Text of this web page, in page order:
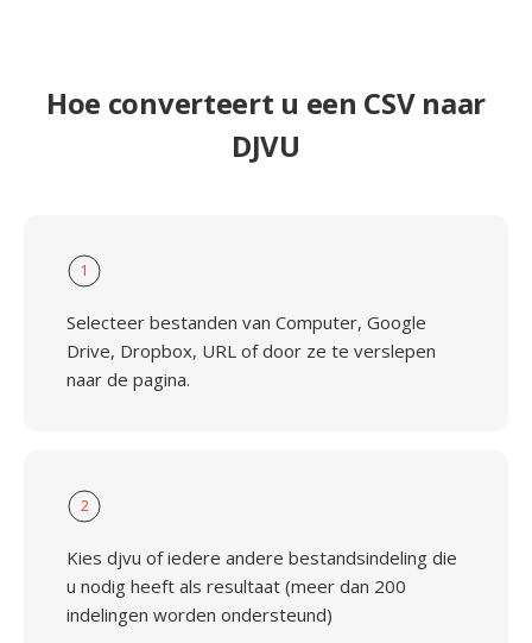
Hoe converteert u een CSV naar
DJVU
1
Selecteer bestanden van Computer, Google
Drive, Dropbox, URL of door ze te verslepen
naar de pagina.
2
Kies djvu of iedere andere bestandsindeling die
u nodig heeft als resultaat (meer dan 200
indelingen worden ondersteund)